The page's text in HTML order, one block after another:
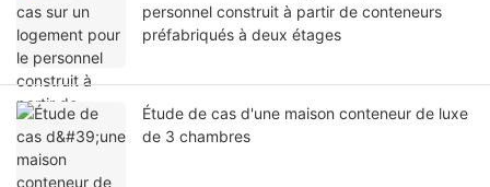
personnel construit à partir de conteneurs
préfabriqués à deux étages
Étude de cas d'une maison conteneur de luxe
de 3 chambres